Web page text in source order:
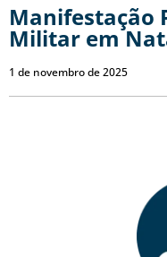
Manifestação
Militar em
1 de novembro de 2025